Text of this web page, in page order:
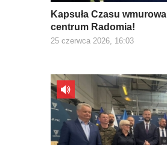
Kapsuła Czasu
centrum Radomia!
25 czerwca 2026, 16:03